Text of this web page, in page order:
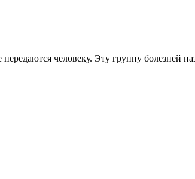
человеку. Эту группу болезней